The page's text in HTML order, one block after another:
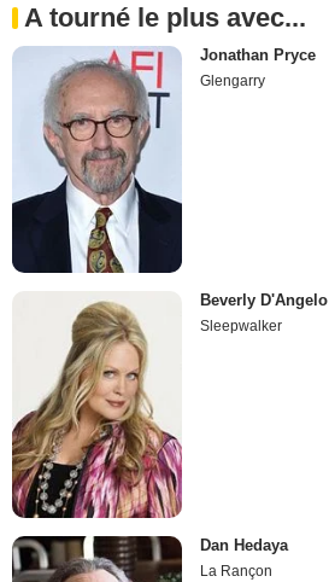
A tourné le plus avec...
Jonathan Pryce
Glengarry
Beverly D'Angelo
Sleepwalker
Dan Hedaya
La Rançon